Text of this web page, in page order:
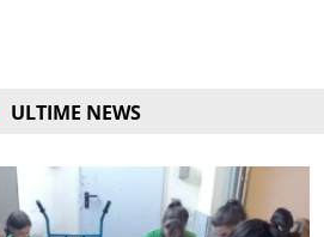
ULTIME NEWS